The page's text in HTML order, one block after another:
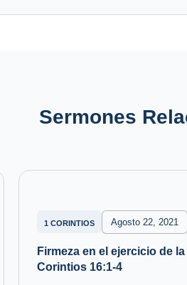
Sermones
1 CORINTIOS Agosto 22, 2021
Firmeza en el ejercicio de
Corintios 16:1-4